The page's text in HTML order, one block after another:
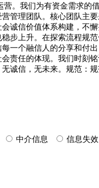
。我们为有资金需求的
管理团队。核心团队主
诚信价值体系构建，不
步上升。在探索流程规
一个融信人的分享和付
责任的体现。我们时刻
诚信，无未来。规范：
中介信息 信息失效